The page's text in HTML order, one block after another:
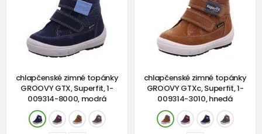
chlapčenské zimné topánky
GROOVY GTX, Superfit, 1-
009314-8000, modrá
chlapčenské zimné topánky
GROOVY GTXc, Superfit, 1-
009314-3010, hnedá